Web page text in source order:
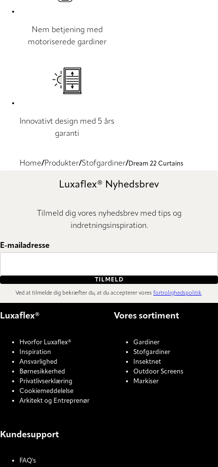
Nem betjening med
motoriserede gardiner
Innovativt design med 5 års
garanti
Home Produkter Stofgardiner Dream 22 Curtains
Luxaflex® Nyhedsbrev
Tilmeld dig vores nyhedsbrev med tips og
indretningsinspiration.
E-mailadresse
TILMELD
Ved at tilmelde dig bekræfter du, at du accepterer vores fortrolighedspolitik.
Luxaflex®
Hvorfor Luxaflex®
Inspiration
Ansvarlighed
Børnesikkerhed
Privatlivserklæring
Cookiemeddelelse
Arkitekt og Entreprenør
Vores sortiment
Gardiner
Stofgardiner
Insektnet
Outdoor Screens
Markiser
Kundesupport
FAQ's